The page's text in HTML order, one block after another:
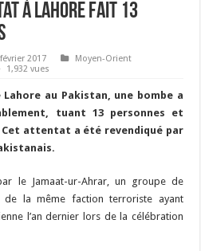
à Lahore fait 13
2017
Moyen-Orient
1,932 vues
au Pakistan, une bombe a
tuant 13 personnes et
Cet attentat a été revendiqué par
le Jamaat-ur-Ahrar, un groupe de
de la même faction terroriste ayant
l’an dernier lors de la célébration